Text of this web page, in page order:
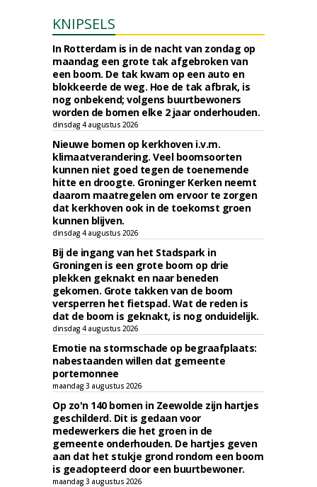
KNIPSELS
In Rotterdam is in de nacht van zondag op
maandag een grote tak afgebroken van
een boom. De tak kwam op een auto en
blokkeerde de weg. Hoe de tak afbrak, is
nog onbekend; volgens buurtbewoners
worden de bomen elke 2 jaar onderhouden.
dinsdag 4 augustus 2026
Nieuwe bomen op kerkhoven i.v.m.
klimaatverandering. Veel boomsoorten
kunnen niet goed tegen de toenemende
hitte en droogte. Groninger Kerken neemt
daarom maatregelen om ervoor te zorgen
dat kerkhoven ook in de toekomst groen
kunnen blijven.
dinsdag 4 augustus 2026
Bij de ingang van het Stadspark in
Groningen is een grote boom op drie
plekken geknakt en naar beneden
gekomen. Grote takken van de boom
versperren het fietspad. Wat de reden is
dat de boom is geknakt, is nog onduidelijk.
dinsdag 4 augustus 2026
Emotie na stormschade op begraafplaats:
nabestaanden willen dat gemeente
portemonnee
maandag 3 augustus 2026
Op zo'n 140 bomen in Zeewolde zijn hartjes
geschilderd. Dit is gedaan voor
medewerkers die het groen in de
gemeente onderhouden. De hartjes geven
aan dat het stukje grond rondom een boom
is geadopteerd door een buurtbewoner.
maandag 3 augustus 2026